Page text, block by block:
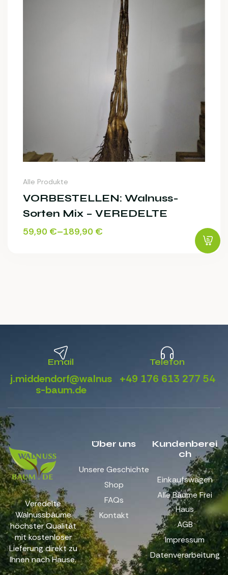
Alle Produkte
VORBESTELLEN: Walnuss-
Sorten Mix – VEREDELTE
59,90 €–189,90 €
Email
j.middendorf@walnus
s-baum.de
Telefon
+49 176 613 277 54
Über uns
Unsere Geschichte
Shop
FAQs
Kontakt
Kundenberei
ch
Einkaufswagen
Alle Bäume Frei
Haus
AGB
Impressum
Datenverarbeitung
Veredelte
Walnussbäume
höchster Qualität
mit kostenloser
Lieferung direkt zu
Ihnen nach Hause.